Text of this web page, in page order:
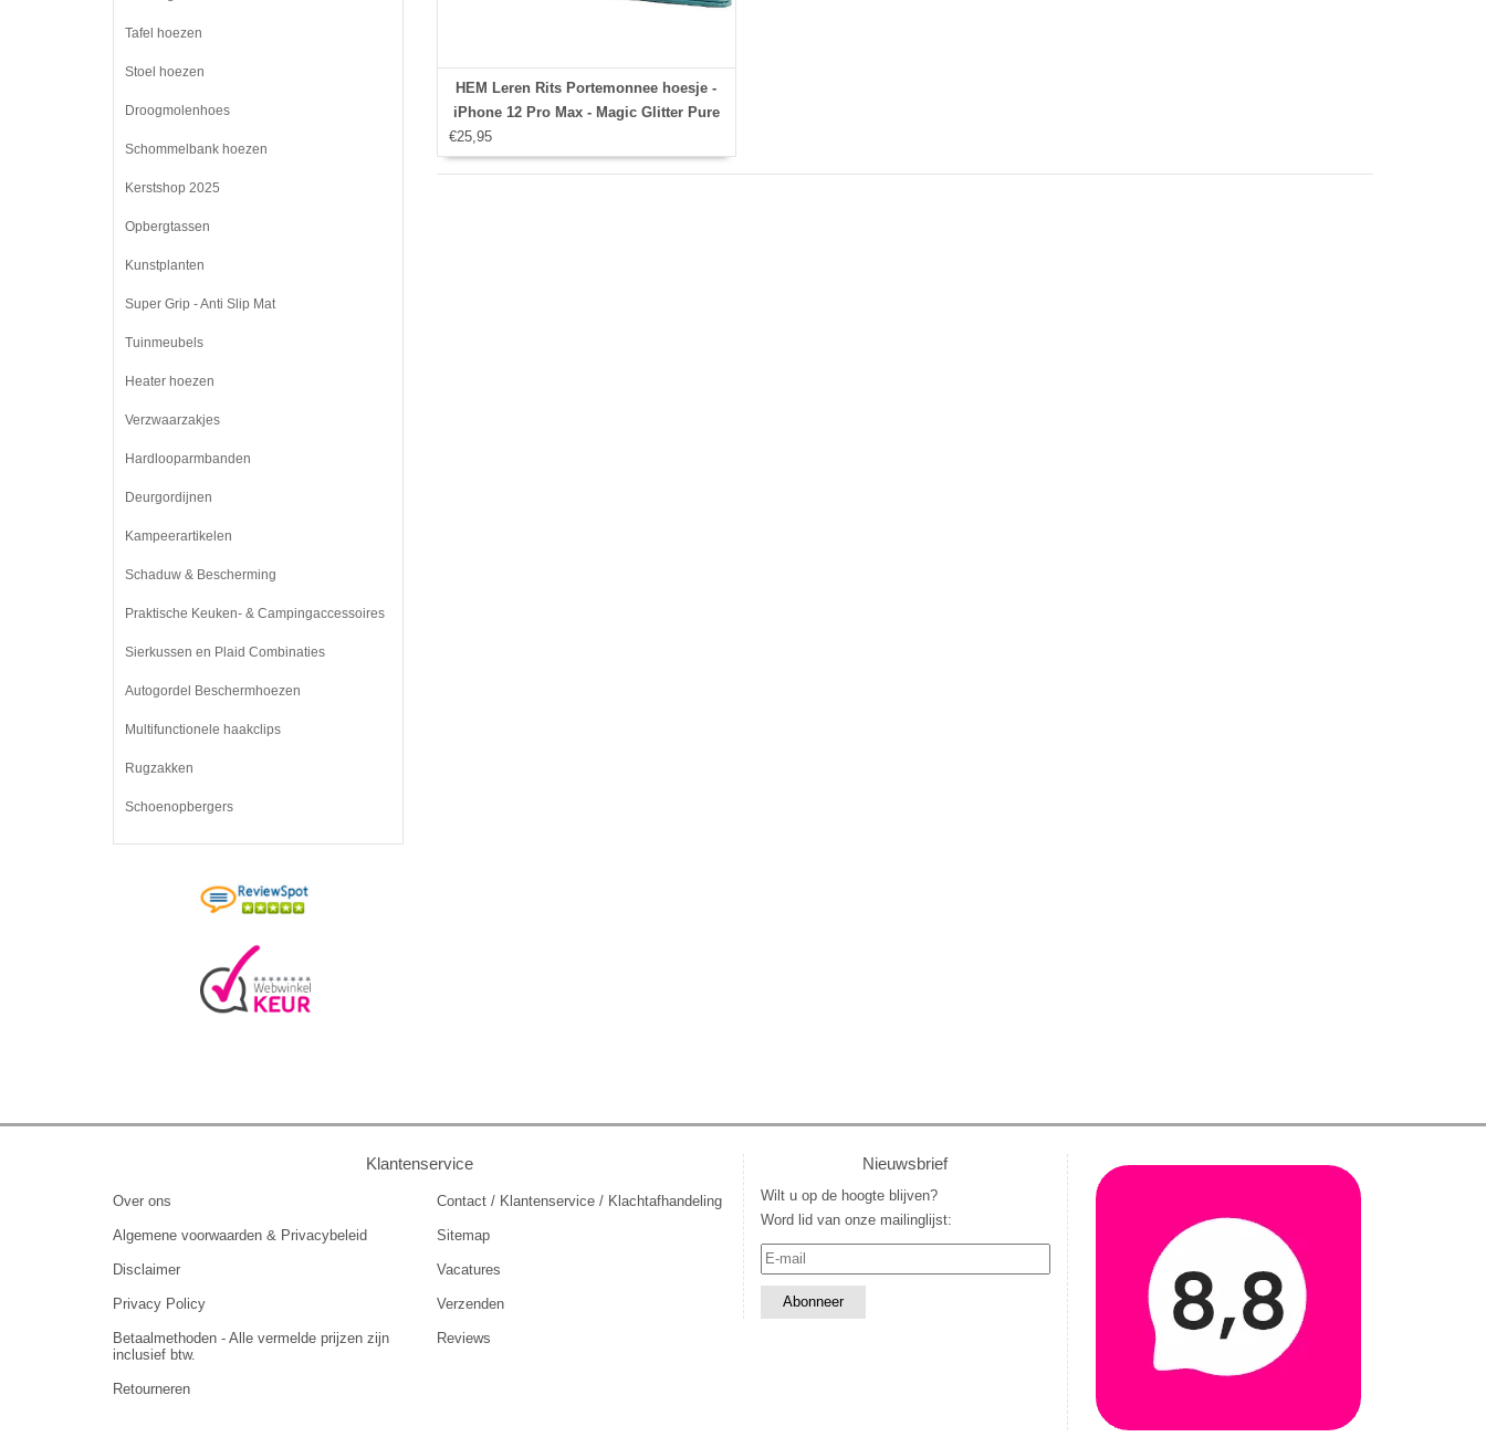
HEM Leren Rits Portemonnee hoesje -
iPhone 12 Pro Max - Magic Glitter Pure
€25,95
Tafel hoezen
Stoel hoezen
Droogmolenhoes
Schommelbank hoezen
Kerstshop 2025
Opbergtassen
Kunstplanten
Super Grip - Anti Slip Mat
Tuinmeubels
Heater hoezen
Verzwaarzakjes
Hardlooparmbanden
Deurgordijnen
Kampeerartikelen
Schaduw & Bescherming
Praktische Keuken- & Campingaccessoires
Sierkussen en Plaid Combinaties
Autogordel Beschermhoezen
Multifunctionele haakclips
Rugzakken
Schoenopbergers
Klantenservice
Over ons
Algemene voorwaarden & Privacybeleid
Disclaimer
Privacy Policy
Betaalmethoden - Alle vermelde prijzen zijn
inclusief btw.
Retourneren
Contact / Klantenservice / Klachtafhandeling
Sitemap
Vacatures
Verzenden
Reviews
Nieuwsbrief
Wilt u op de hoogte blijven?
Word lid van onze mailinglijst: